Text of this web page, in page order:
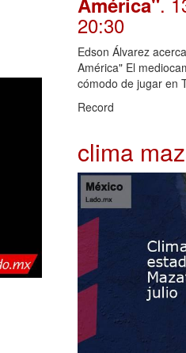
20:30
Edson Álvarez
América" El
cómodo de jugar en
Record
clima